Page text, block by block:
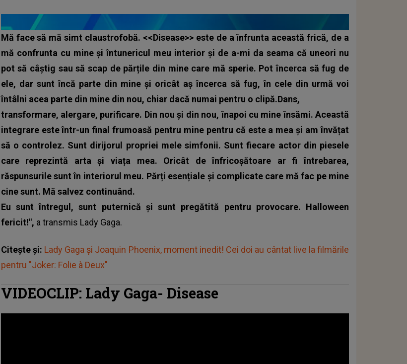
Mă face să mă simt claustrofobă. <<Disease>> este de a înfrunta această frică, de a
mă confrunta cu mine și întunericul meu interior și de a-mi da seama că uneori nu
pot să câștig sau să scap de părțile din mine care mă sperie. Pot încerca să fug de
ele, dar sunt încă parte din mine și oricât aș încerca să fug, în cele din urmă voi
întâlni acea parte din mine din nou, chiar dacă numai pentru o clipă.Dans,
transformare, alergare, purificare. Din nou și din nou, înapoi cu mine însămi. Această
integrare este într-un final frumoasă pentru mine pentru că este a mea și am învățat
să o controlez. Sunt dirijorul propriei mele simfonii. Sunt fiecare actor din piesele
care reprezintă arta și viața mea. Oricât de înfricoșătoare ar fi întrebarea,
răspunsurile sunt în interiorul meu. Părți esențiale și complicate care mă fac pe mine
cine sunt. Mă salvez continuând.
Eu sunt întregul, sunt puternică și sunt pregătită pentru provocare. Halloween
fericit!", a transmis Lady Gaga.
Citește și: Lady Gaga și Joaquin Phoenix, moment inedit! Cei doi au cântat live la filmările
pentru "Joker: Folie à Deux"
VIDEOCLIP: Lady Gaga- Disease